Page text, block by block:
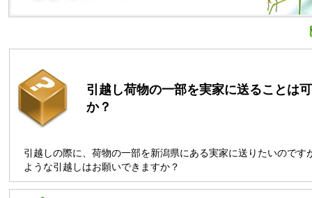
引越し荷物の一部を実家に送ることは
か？
引越しの際に、荷物の一部を新潟県にある実家に送りたいのです
ような引越しはお願いできますか？